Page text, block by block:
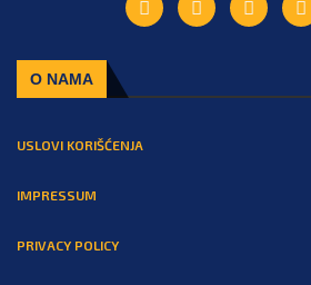
O NAMA
USLOVI KORIŠĆENJA
IMPRESSUM
PRIVACY POLICY